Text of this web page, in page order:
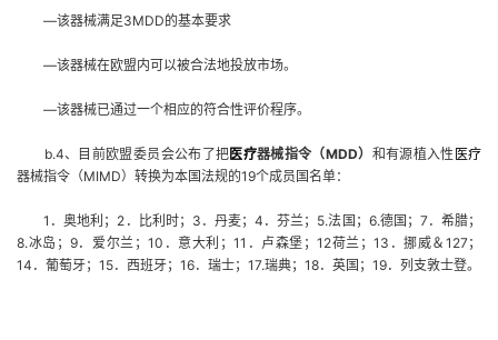
—该器械满足3MDD的基本要求
—该器械在欧盟内可以被合法地投放市场。
—该器械已通过一个相应的符合性评价程序。
b.4、目前欧盟委员会公布了把医疗器械指令（MDD） 和有源植入性 医疗
器械指令（MIMD）转换为本国法规的19个成员国名单：
1 ．奥地利； 2 ．比利时； 3 ．丹麦；4 ．芬兰； 5.法国； 6.德国； 7 ．希腊；
8.冰岛； 9．爱尔兰； 10 ．意大利；11 ．卢森堡；12荷兰； 13 ．挪威＆127 ；
14 ．葡萄牙； 15．西班牙； 16．瑞士； 17.瑞典； 18．英国； 19．列支敦士登。